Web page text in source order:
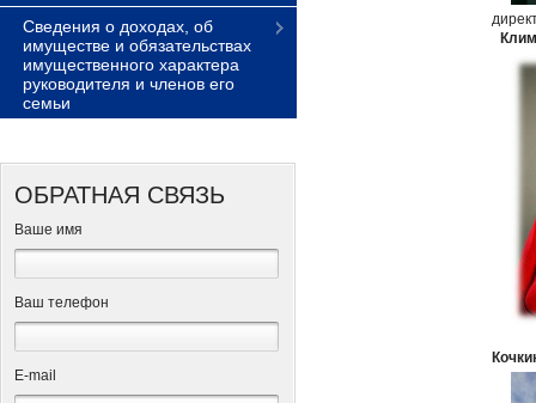
Сведения о доходах, об
имуществе и обязательствах
имущественного характера
руководителя и членов его
семьи
ОБРАТНАЯ СВЯЗЬ
Ваше имя
Ваш телефон
Е-mail